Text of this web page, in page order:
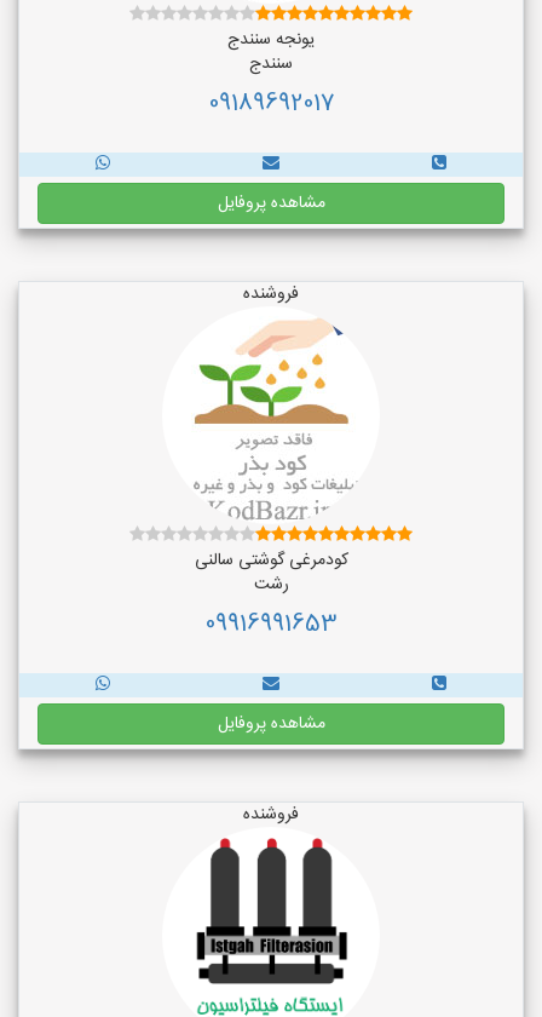
یونجه سنندج
سنندج
09189692017
مشاهده پروفایل
فروشنده
کودمرغی گوشتی سالنی
رشت
09916991653
مشاهده پروفایل
فروشنده